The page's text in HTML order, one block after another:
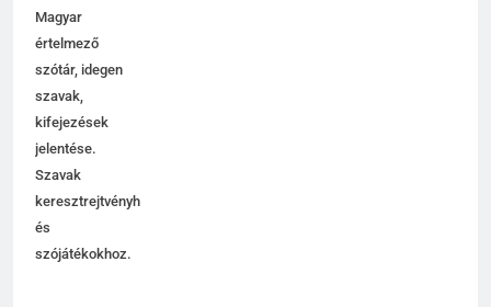
Magyar
értelmező
szótár, idegen
szavak,
kifejezések
jelentése.
Szavak
keresztrejtvényhez
és
szójátékokhoz.